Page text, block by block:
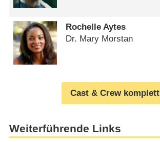
Rochelle Aytes
Dr. Mary Morstan
Cast & Crew komplett
Weiterführende Links